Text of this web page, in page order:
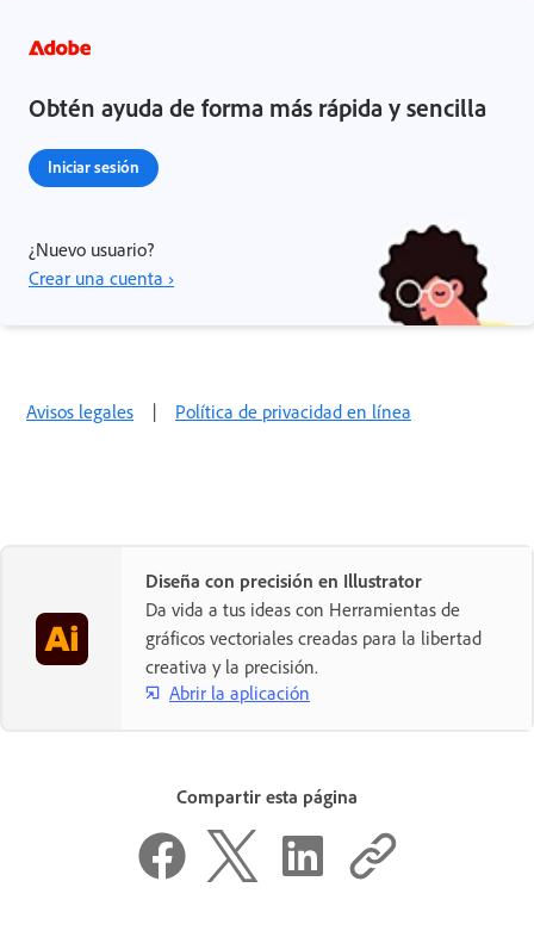
Obtén ayuda de forma más rápida y sencilla
Iniciar sesión
¿Nuevo usuario?
Crear una cuenta ›
Avisos legales | Política de privacidad en línea
Diseña con precisión en Illustrator
Da vida a tus ideas con Herramientas de
gráficos vectoriales creadas para la libertad
creativa y la precisión.
Abrir la aplicación
Compartir esta página